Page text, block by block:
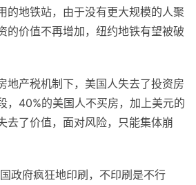
的地铁站，由于没有更大规模的人聚
的价值不再增加，纽约地铁有望被破
地产税机制下，美国人失去了投资房
，40%的美国人不买房，加上美元的
去了价值，面对风险，只能集体崩
政府疯狂地印刷，不印刷是不行